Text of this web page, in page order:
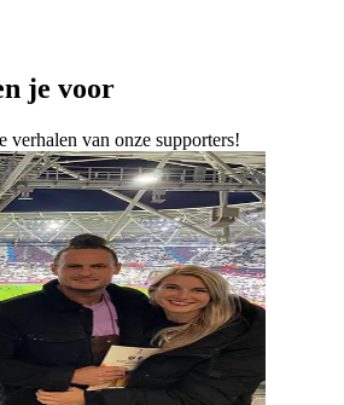
je voor
verhalen van onze supporters!